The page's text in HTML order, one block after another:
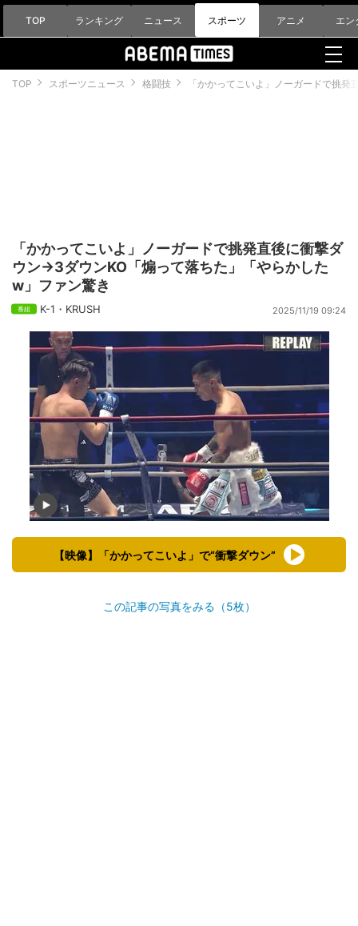
TOP ランキング ニュース スポーツ アニメ エン
TOP スポーツニュース 格闘技 「かかってこいよ」ノーガードで挑
「かかってこいよ」ノーガードで挑発直後に衝撃ダ
ウン→3ダウンKO「煽って落ちた」「やらかした
w」ファン驚き
K-1・KRUSH 2025/11/19 09:24
【映像】「かかってこいよ」で“衝撃ダウン”
この記事の写真をみる（5枚）